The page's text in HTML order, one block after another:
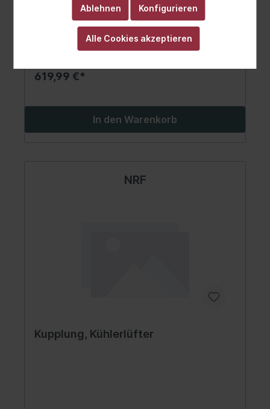
619,99 €*
In den Warenkorb
NRF
Kupplung, Kühlerlüfter
Ablehnen Konfigurieren
Alle Cookies akzeptieren